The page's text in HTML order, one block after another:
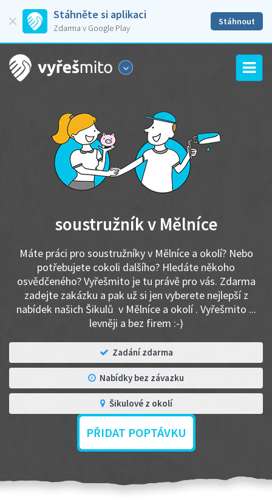
Stáhněte si aplikaci
Zdarma v Google Play
Stáhnout
soustružník v Mělníce
Máte práci pro soustružníky v Mělníce a okolí? Nebo
potřebujete cokoli dalšího? Hledáte někoho
osvědčeného? Vyřešmito je tu právě pro vás. Zdarma
zadejte zakázku a pak už si jen vyberete nejlepší z
nabídek našich Šikulů v Mělníce a okolí . Vyřešmito ...
levněji a bez firem :-)
Zadání zdarma
Nabídky bez závazku
Šikulové z okolí
PŘIDAT POPTÁVKU